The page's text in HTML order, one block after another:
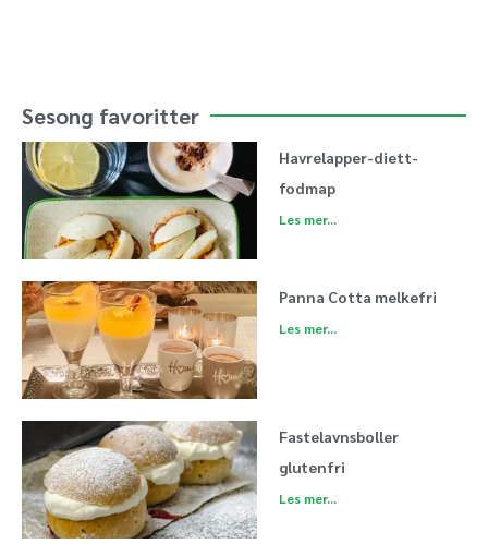
Sesong favoritter
Havrelapper-diett-
fodmap
Les mer...
Panna Cotta melkefri
Les mer...
Fastelavnsboller
glutenfri
Les mer...